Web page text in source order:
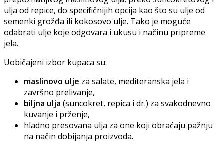
ulja od repice, do specifičnijih opcija kao što su ulje od
semenki grožđa ili kokosovo ulje. Tako je moguće
odabrati ulje koje odgovara i ukusu i načinu pripreme
jela.
Uobičajeni izbor kupaca su:
maslinovo ulje za salate, mediteranska jela i
završno prelivanje,
biljna ulja (suncokret, repica i dr.) za svakodnevno
kuvanje i prženje,
hladno presovana ulja za one koji obraćaju pažnju
na način dobijanja proizvoda.